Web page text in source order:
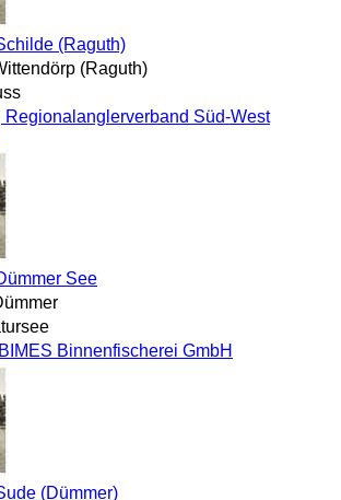
(Raguth)
(Raguth)
Regionalanglerverband Süd-West
See
BIMES Binnenfischerei GmbH
(Dümmer)